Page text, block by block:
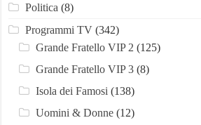
Politica (8)
Programmi TV(342)
Grande Fratello VIP 2 (125)
Grande Fratello VIP 3(8)
Isola dei Famosi (138)
Uomini & Donne(12)